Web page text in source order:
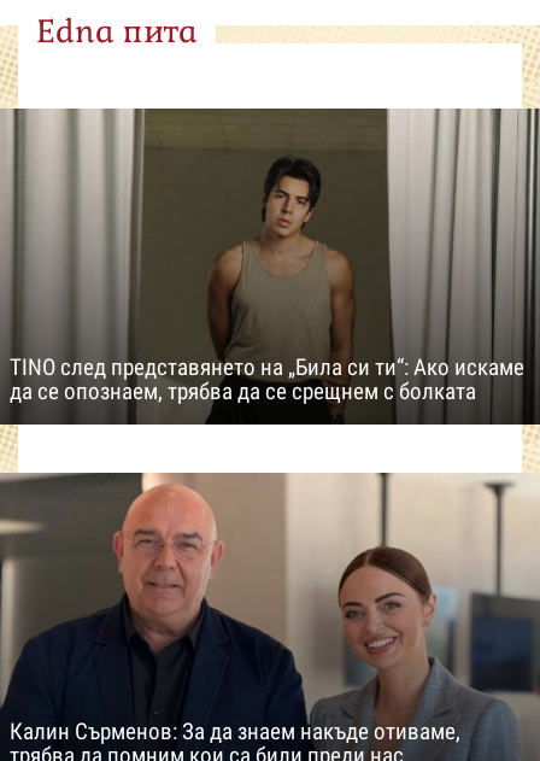
Edna пита
TINO след представянето на „Била си ти“: Ако искаме
да се опознаем, трябва да се срещнем с болката
Калин Сърменов: За да знаем накъде отиваме,